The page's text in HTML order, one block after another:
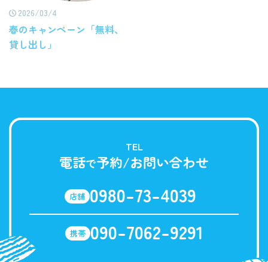
2026/03/4
春のキャンペーン「無料、
貸し出し」
TEL
電話で予約/お問い合わせ
店舗 0980-73-4039
携帯 090-7062-9291